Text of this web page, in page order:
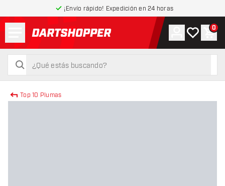
¡Envío rápido! Expedición en 24 horas
volver a la página de inicio
buscar
buscar
Cuenta
Mi lista de
0
Top 10 Plumas